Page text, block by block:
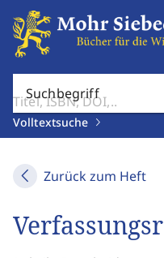
Suchbegriff
Volltextsuche
Zurück zum Heft